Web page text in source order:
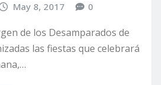
May 8, 2017 0
de los Desamparados de
las fiestas que celebrará